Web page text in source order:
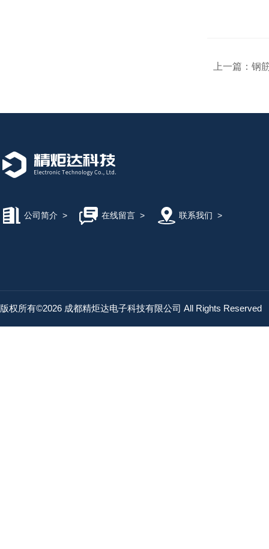
上一篇： 钢
公司简介 > 在线留言> 联系我们 >
版权所有©2026 成都精炬达电子科技有限公司 All Rights Reserved